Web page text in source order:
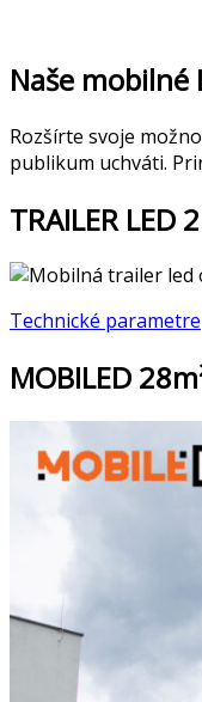
Naše mobilné
Rozšírte svoje
publikum uchváti.
TRAILER LED
Technické parametre
MOBILED